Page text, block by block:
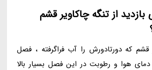
از تنگه چاکاویر قشم
که دورتادورش را آب فراگرفته ، فصل
هوا و رطوبت در این فصل بسیار بالا